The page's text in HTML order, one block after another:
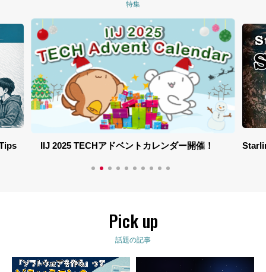
特集
IIJ 2025 TECHアドベントカレンダー開催！
Pick up
話題の記事